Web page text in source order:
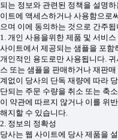
되는 정보와 관련된 정책을 설명
이트에 액세스하거나 사용함으로
으며 이에 동의하는 것으로 간주됩
1. 개인 사용을위한 제품 및 서비스
사이트에서 제공되는 샘플을 포
개인적인 용도로만 사용됩니다.
스 또는 샘플을 판매하거나 재판
계없이 당사의 단독 재량에 따라
단되는 주문 수량을 취소 또는 축
이 약관에 따르지 않거나 이를 위
해지할 수 있습니다.
2. 정보의 정확성
당사는 웹 사이트에 당사 제품을